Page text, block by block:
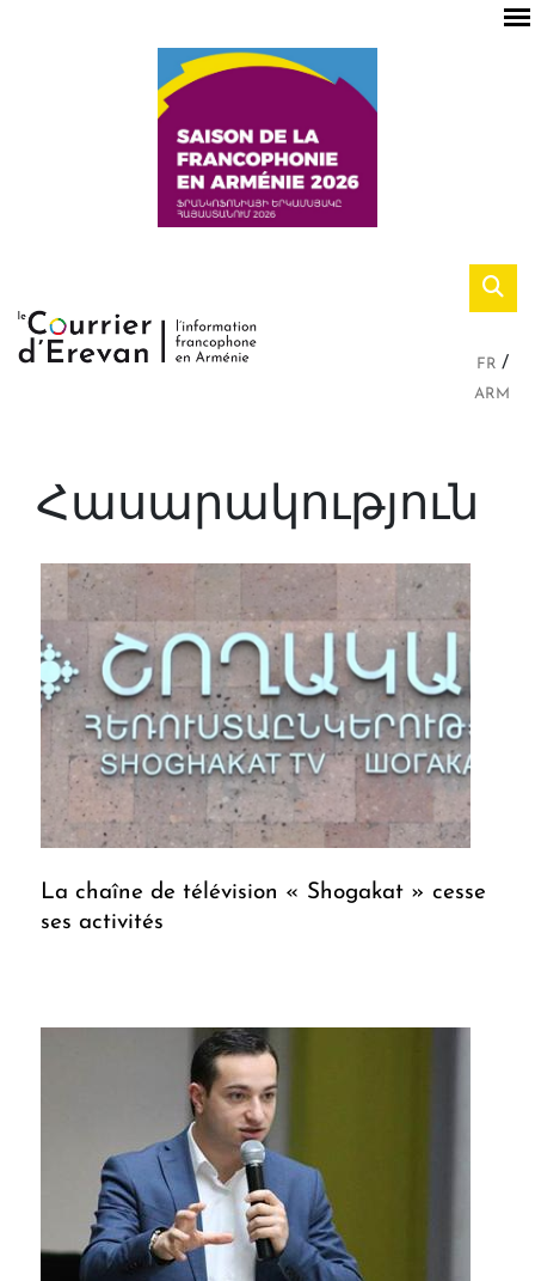
FR
ARM
Հասարակություն
La chaîne de télévision « Shogakat » cesse
ses activités